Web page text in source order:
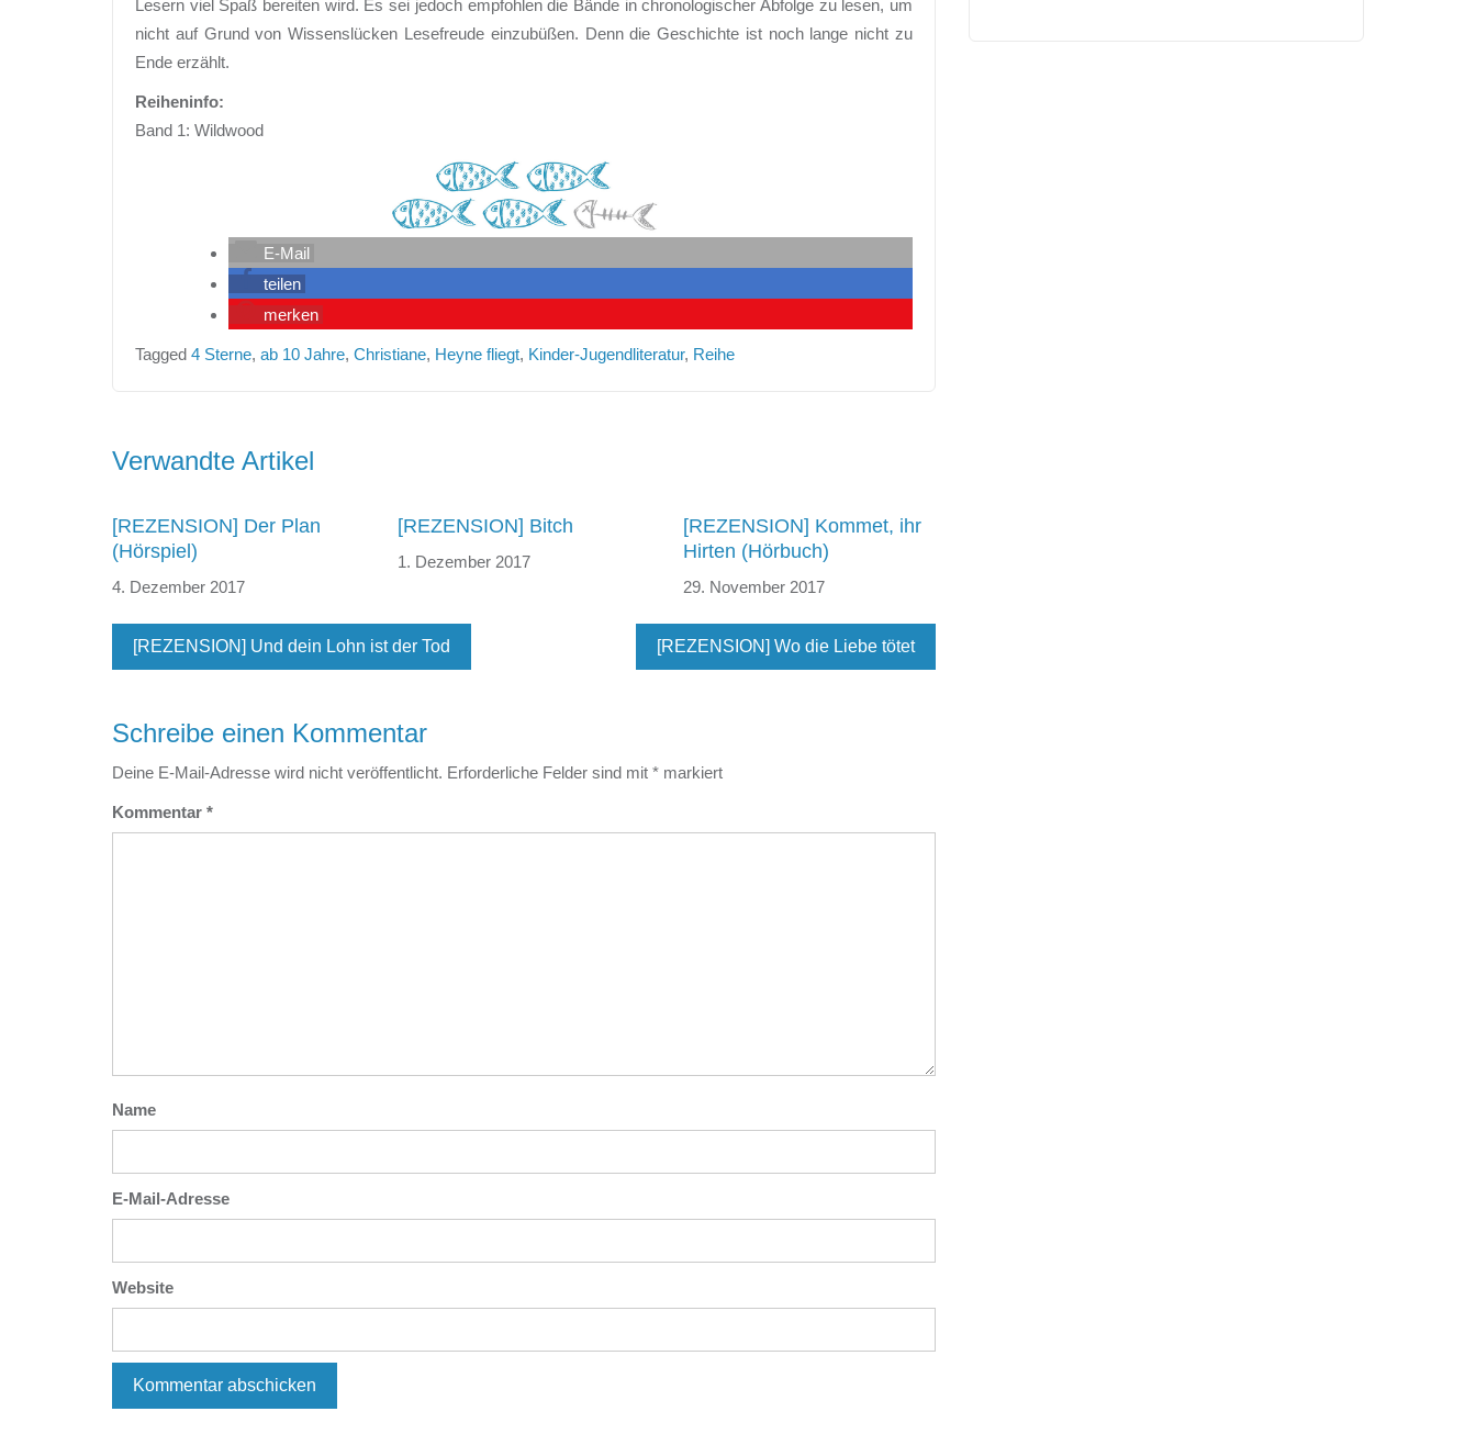
Lesern viel Spaß bereiten wird. Es sei jedoch empfohlen die Bände in chronologischer Abfolge zu lesen, um
nicht auf Grund von Wissenslücken Lesefreude einzubüßen. Denn die Geschichte ist noch lange nicht zu
Ende erzählt.
Reiheninfo:
Band 1: Wildwood
E-Mail
teilen
merken
Tagged 4 Sterne, ab 10 Jahre, Christiane, Heyne fliegt, Kinder-Jugendliteratur, Reihe
Verwandte Artikel
[REZENSION] Der Plan
(Hörspiel)
4. Dezember 2017
[REZENSION] Bitch
1. Dezember 2017
[REZENSION] Kommet, ihr
Hirten (Hörbuch)
29. November 2017
Beitragsnavigation
[REZENSION] Und dein Lohn ist der Tod [REZENSION] Wo die Liebe tötet
Schreibe einen Kommentar
Deine E-Mail-Adresse wird nicht veröffentlicht. Erforderliche Felder sind mit * markiert
Kommentar *
Name
E-Mail-Adresse
Website